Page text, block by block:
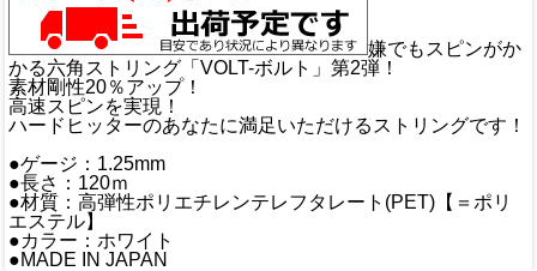
嫌でもスピンがか
かる六角ストリング「VOLT-ボルト」第2弾！
素材剛性20％アップ！
高速スピンを実現！
ハードヒッターのあなたに満足いただけるストリングです！
●ゲージ：1.25mm
●長さ：120ｍ
●材質：高弾性ポリエチレンテレフタレート(PET)【＝ポリ
エステル】
●カラー：ホワイト
●MADE IN JAPAN